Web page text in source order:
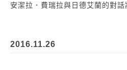
安潔拉．費瑞拉與日德艾蘭的對
2016.11.26